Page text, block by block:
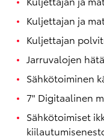
Kuljettajan ja
Kuljettajan
Jarruvalojen
Sähkötoiminen
7" Digitaalinen
Sähkötoimiset